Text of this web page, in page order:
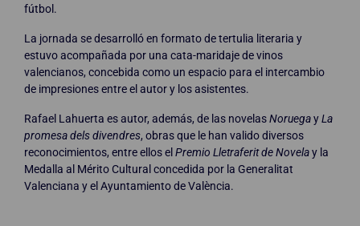
fútbol.
La jornada se desarrolló en formato de tertulia literaria y
estuvo acompañada por una cata-maridaje de vinos
valencianos, concebida como un espacio para el intercambio
de impresiones entre el autor y los asistentes.
Rafael Lahuerta es autor, además, de las novelasNoruegayLa
promesa dels divendres, obras que le han valido diversos
reconocimientos, entre ellos el Premio Lletraferit de Novelay la
Medalla al Mérito Cultural concedida por la Generalitat
Valenciana y el Ayuntamiento de València.